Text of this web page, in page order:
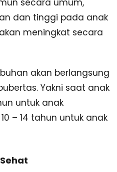
secara umum,
dan tinggi pada anak
meningkat secara
akan berlangsung
Yakni saat anak
untuk anak
– 14 tahun untuk anak